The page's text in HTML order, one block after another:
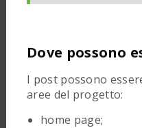
Dove possono
I post possono
aree del progetto:
home page;